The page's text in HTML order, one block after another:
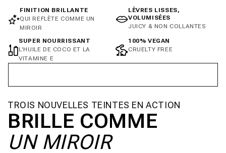
FINITION BRILLANTE
QUI REFLÈTE COMME UN
MIROIR
LÈVRES LISSES,
VOLUMISÉES
JUICY & NON COLLANTES
SUPER NOURRISSANT
L'HUILE DE COCO ET LA
VITAMINE E
100% VEGAN
CRUELTY FREE
TROIS NOUVELLES TEINTES EN ACTION
BRILLE COMME
UN MIROIR